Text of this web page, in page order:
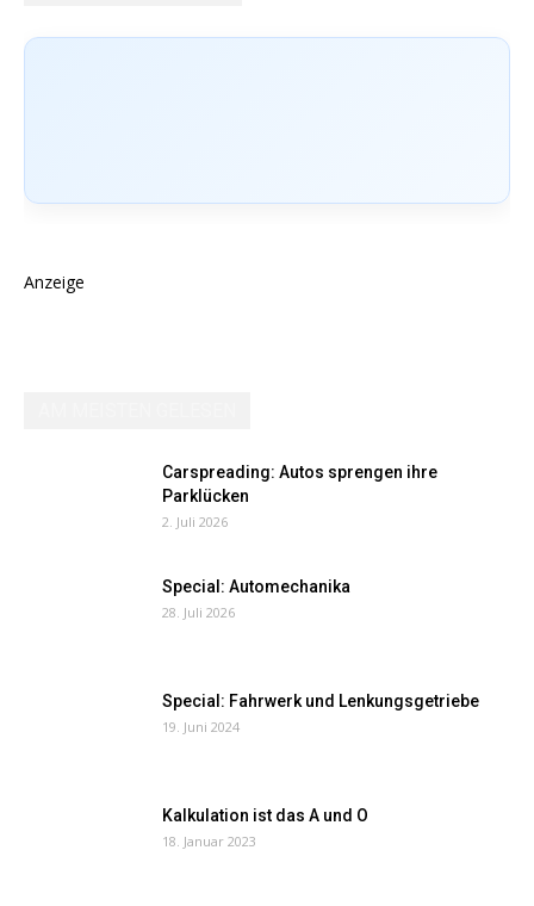
Anzeige
Carspreading: Autos sprengen ihre
Parklücken
2. Juli 2026
Special: Automechanika
28. Juli 2026
Special: Fahrwerk und Lenkungsgetriebe
19. Juni 2024
Kalkulation ist das A und O
18. Januar 2023